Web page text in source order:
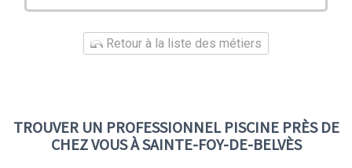
Retour à la liste des métiers
TROUVER UN PROFESSIONNEL PISCINE PRÈS DE
CHEZ VOUS À SAINTE-FOY-DE-BELVÈS